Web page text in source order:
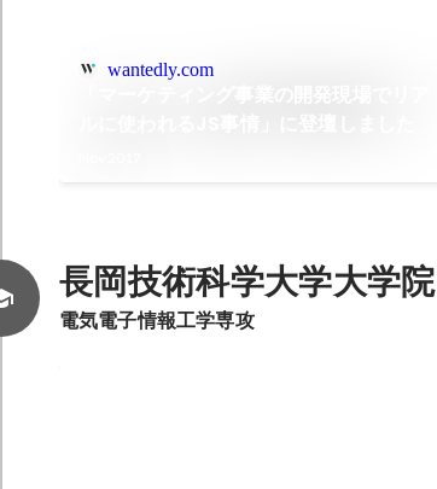
wantedly.com
長岡技術科学大学大学院
電気電子情報工学専攻